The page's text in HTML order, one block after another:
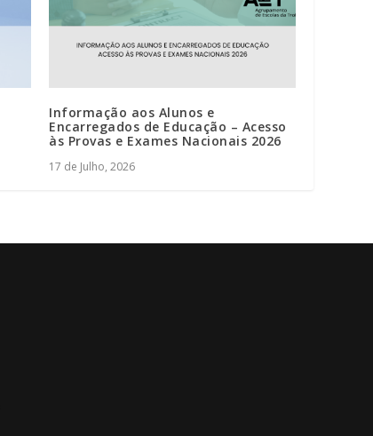
Informação aos Alunos e
Encarregados de Educação – Acesso
às Provas e Exames Nacionais 2026
17 de Julho, 2026